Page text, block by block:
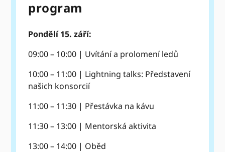
program
Pondělí 15. září:
09:00 – 10:00 | Uvítání a prolomení ledů
10:00 – 11:00 | Lightning talks: Představení
našich konsorcií
11:00 – 11:30 | Přestávka na kávu
11:30 – 13:00 | Mentorská aktivita
13:00 – 14:00 | Oběd